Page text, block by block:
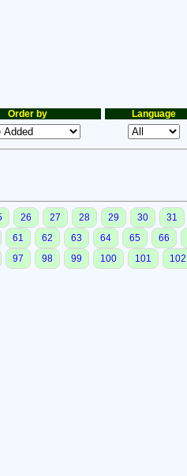
Order by Language
26 27 28 29 30 31
61 62 63 64 65 66
97 98 99 100 101 102